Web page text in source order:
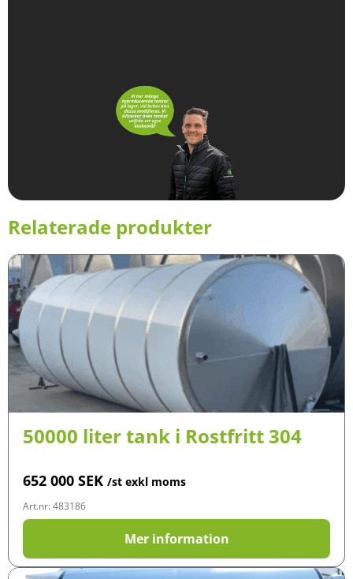
Relaterade produkter
50000 liter tank i Rostfritt 304
652 000 SEK /st exkl moms
Art.nr: 483186
Mer information